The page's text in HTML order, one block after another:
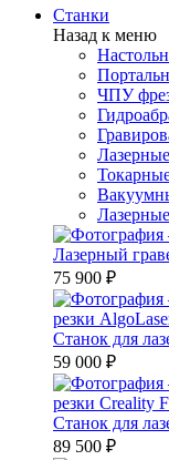
Станки
Назад к меню
ЧПУ
Лазерный
75 900 ₽
Станок для
59 000 ₽
Станок для
89 500 ₽